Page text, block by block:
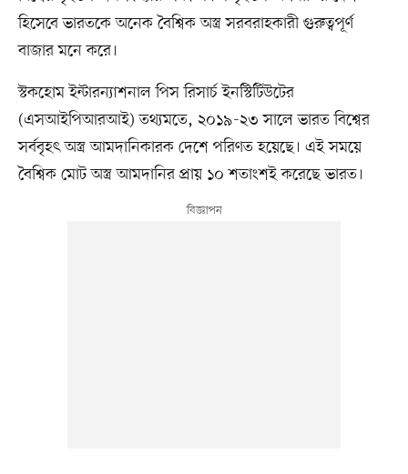
হিসেবে ভারতকে অনেক বৈশ্বিক অস্ত্র সরবরাহকারী গুরুত্বপূর্ণ
বাজার মনে করে।
স্টকহোম ইন্টারন্যাশনাল পিস রিসার্চ ইনস্টিটিউটের
(এসআইপিআরআই) তথ্যমতে, ২০১৯-২৩ সালে ভারত বিশ্বের
সর্ববৃহৎ অস্ত্র আমদানিকারক দেশে পরিণত হয়েছে। এই সময়ে
বৈশ্বিক মোট অস্ত্র আমদানির প্রায় ১০ শতাংশই করেছে ভারত।